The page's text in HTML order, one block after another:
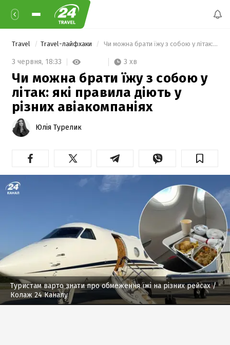
Travel Travel-лайфхаки Чи можна брати їжу з собою у літак: які правила діють у різних авіакомпаніях
3 червня, 18:33 3 хв
Чи можна брати їжу з собою у
літак: які правила діють у
різних авіакомпаніях
Юлія Турелик
Туристам варто знати про обмеження їжі на різних рейсах/
Колаж 24 Каналу